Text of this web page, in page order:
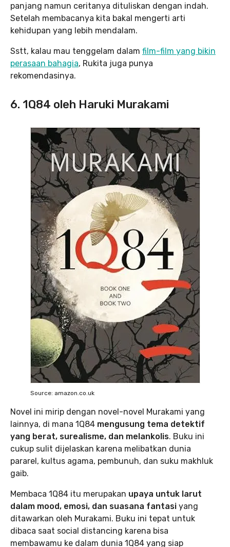
panjang namun ceritanya dituliskan dengan indah.
Setelah membacanya kita bakal mengerti arti
kehidupan yang lebih mendalam.
Sstt, kalau mau tenggelam dalam film-film yang bikin
perasaan bahagia, Rukita juga punya
rekomendasinya.
6. 1Q84 oleh Haruki Murakami
Source: amazon.co.uk
Novel ini mirip dengan novel-novel Murakami yang
lainnya, di mana 1Q84 mengusung tema detektif
yang berat, surealisme, dan melankolis. Buku ini
cukup sulit dijelaskan karena melibatkan dunia
pararel, kultus agama, pembunuh, dan suku makhluk
gaib.
Membaca 1Q84 itu merupakan upaya untuk larut
dalam mood, emosi, dan suasana fantasi yang
ditawarkan oleh Murakami. Buku ini tepat untuk
dibaca saat social distancing karena bisa
membawamu ke dalam dunia 1Q84 yang siap